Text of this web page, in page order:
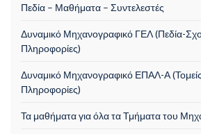
Πεδία – Μαθήματα – Συντελεστές
Δυναμικό Μηχανογραφικό ΓΕΛ (Πεδία-
Πληροφορίες)
Δυναμικό Μηχανογραφικό ΕΠΑΛ-Α
Πληροφορίες)
Τα μαθήματα για όλα τα Τμήματα του